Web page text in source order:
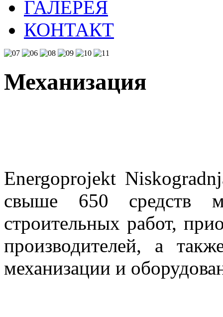
ГАЛЕРЕЯ
КОНТАКТ
Механизация
Energoprojekt
свыше 650 средств
строительных работ,
производителей, а
механизации и